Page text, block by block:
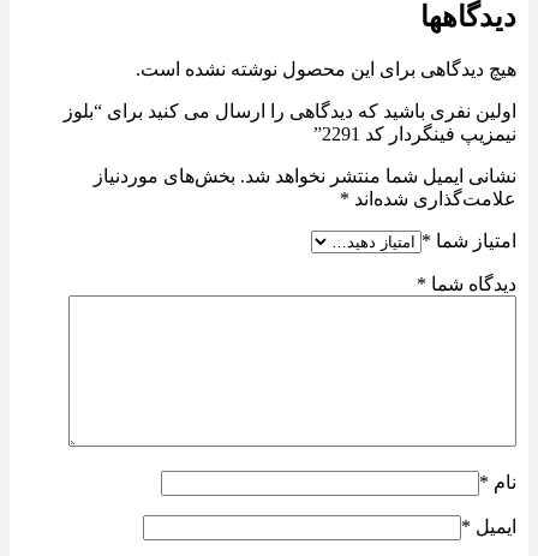
دیدگاهها
هیچ دیدگاهی برای این محصول نوشته نشده است.
اولین نفری باشید که دیدگاهی را ارسال می کنید برای “بلوز
نیمزیپ فینگردار کد 2291”
نشانی ایمیل شما منتشر نخواهد شد. بخش‌های موردنیاز
علامت‌گذاری شده‌اند *
امتیاز شما *
دیدگاه شما *
نام *
ایمیل *